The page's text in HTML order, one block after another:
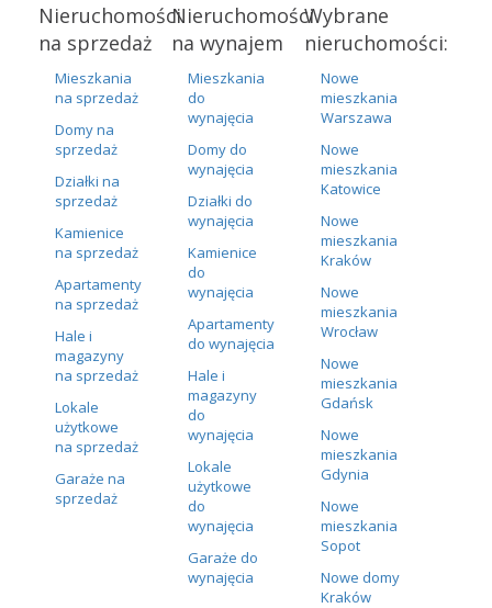
Nieruchomości
na sprzedaż
Mieszkania
na sprzedaż
Domy na
sprzedaż
Działki na
sprzedaż
Kamienice
na sprzedaż
Apartamenty
na sprzedaż
Hale i
magazyny
na sprzedaż
Lokale
użytkowe
na sprzedaż
Garaże na
sprzedaż
Nieruchomości
na wynajem
Mieszkania
do
wynajęcia
Domy do
wynajęcia
Działki do
wynajęcia
Kamienice
do
wynajęcia
Apartamenty
do wynajęcia
Hale i
magazyny
do
wynajęcia
Lokale
użytkowe
do
wynajęcia
Garaże do
wynajęcia
Wybrane
nieruchomości:
Nowe
mieszkania
Warszawa
Nowe
mieszkania
Katowice
Nowe
mieszkania
Kraków
Nowe
mieszkania
Wrocław
Nowe
mieszkania
Gdańsk
Nowe
mieszkania
Gdynia
Nowe
mieszkania
Sopot
Nowe domy
Kraków